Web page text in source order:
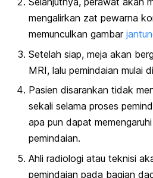
mengalirkan zat pewarna
memunculkan gambar
Setelah siap, meja akan
MRI, lalu pemindaian mulai
Pasien disarankan tidak
sekali selama proses
apa pun dapat
pemindaian.
Ahli radiologi atau teknisi
pemindaian pada bagian